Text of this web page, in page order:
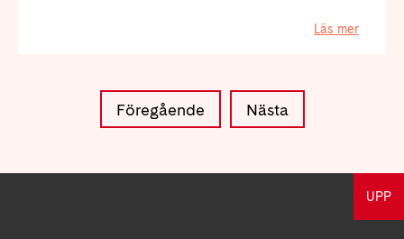
Läs mer
Föregående Nästa
UPP